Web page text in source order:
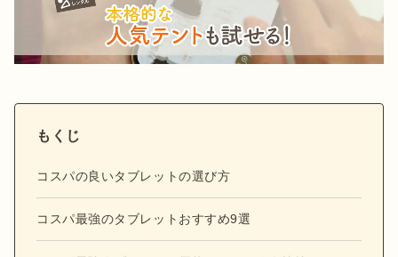
もくじ
コスパの良いタブレットの選び方
コスパ最強のタブレットおすすめ9選